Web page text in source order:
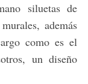
siluetas de
además
como es el
un diseño